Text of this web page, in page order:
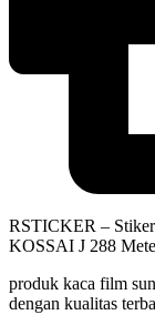
RSTICKER –
KOSSAI J 288
produk kaca film
dengan kualitas